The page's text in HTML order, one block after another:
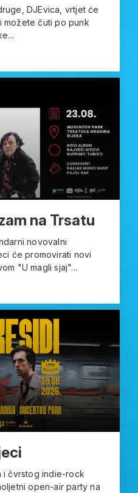
DJEvica, vrtjet će
možete čuti po punk
na Trsatu
novovalni
će promovirati novi
"U magli sjaj"...
i čvrstog indie-rock
open-air party na